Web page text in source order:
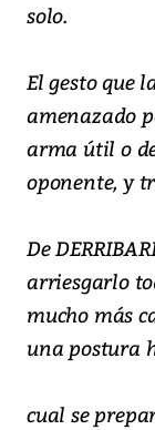
solo.
El gesto que
amenazado
arma útil o
oponente, y
De
arriesgarlo
mucho más
una postura
cual se